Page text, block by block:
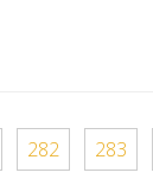
282 283